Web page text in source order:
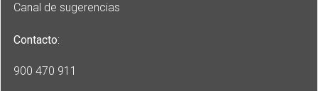
Canal de sugerencias
Contacto:
900 470 911